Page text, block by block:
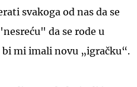
svakoga od nas da se
da se rode u
mi imali novu „igračku“.